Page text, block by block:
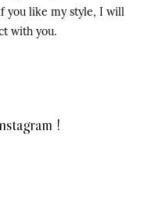
you like my style, I will
with you.
!